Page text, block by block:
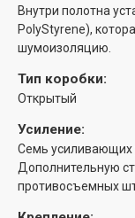
Внутри полотна
PolyStyrene),
шумоизоляцию.
Тип коробки:
Открытый
Усиление:
Семь усиливающих
Дополнительную
противосъемных